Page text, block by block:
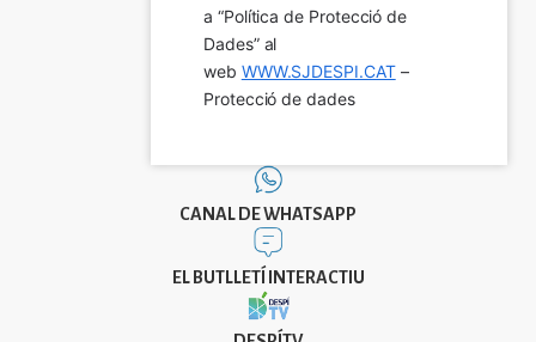
a “Política de Protecció de
Dades” al
web WWW.SJDESPI.CAT –
Protecció de dades
CANAL DE WHATSAPP
EL BUTLLETÍ INTERACTIU